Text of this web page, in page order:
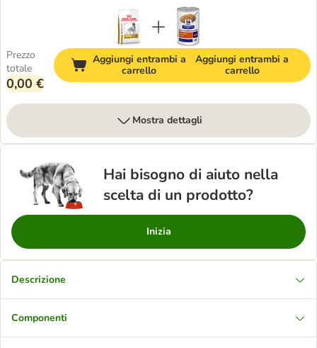
Prezzo
totale
0,00 €
Aggiungi entrambi a
carrello
Aggiungi entrambi a
carrello
Mostra dettagli
Hai bisogno di aiuto nella
scelta di un prodotto?
Inizia
Descrizione
Componenti